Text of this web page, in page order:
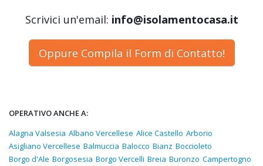
Scrivici un'email: info@isolamentocasa.it
Oppure Compila il Form di Contatto!
OPERATIVO ANCHE A:
Alagna Valsesia Albano Vercellese Alice Castello Arborio
Asigliano Vercellese Balmuccia Balocco Bianz Boccioleto
Borgo d'Ale Borgosesia Borgo Vercelli Breia Buronzo Campertogno